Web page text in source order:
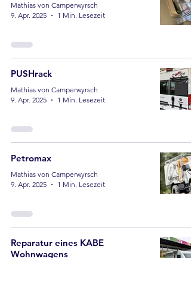
Mathias von Camperwyrsch
9. Apr. 2025
1 Min. Lesezeit
PUSHrack
Mathias von Camperwyrsch
9. Apr. 2025
1 Min. Lesezeit
Petromax
Mathias von Camperwyrsch
9. Apr. 2025
1 Min. Lesezeit
Reparatur eines KABE
Wohnwagens